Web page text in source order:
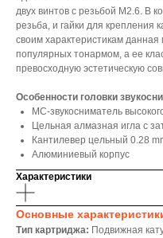
двух винтов с резьбой M2.6. В
резьба, и гайки для крепления
своим характеристикам
популярных тонармом, а ее
превосходную эстетическую
Особенности головки
MC-звукосниматель
Цельная алмазная игла с
Кантилевер цельный 0.28
Алюминиевый корпус
Характеристики
Основные
Тип картриджа: Подвижная